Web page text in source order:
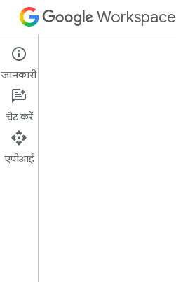
Workspace
Google Sites
खास जानकारी
जानकारी
चैट करें
एपीआई